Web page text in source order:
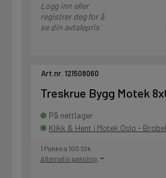
Logg inn eller
registrer deg for å
se din avtalepris
Art.nr. 121508060
Treskrue Bygg Motek
På nettlager
Klikk & Hent i Motek Oslo -
1 Pakke a 100 Stk
Alternativ pakning